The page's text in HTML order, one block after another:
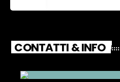
CONTATTI & INFO